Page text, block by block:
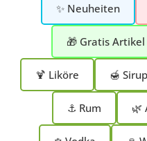
✨ Neuheiten
🎁 Gratis Artikel
🍹 Liköre 🍯 Sirup
⚓ Rum 🌿